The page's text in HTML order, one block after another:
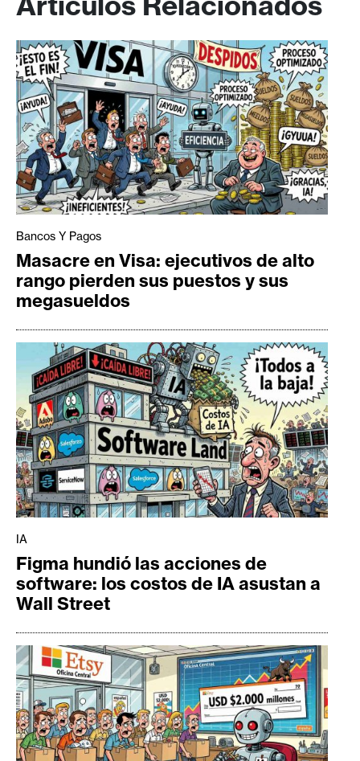
Bancos Y Pagos
Masacre en Visa: ejecutivos de alto
rango pierden sus puestos y sus
megasueldos
IA
Figma hundió las acciones de
software: los costos de IA asustan a
Wall Street